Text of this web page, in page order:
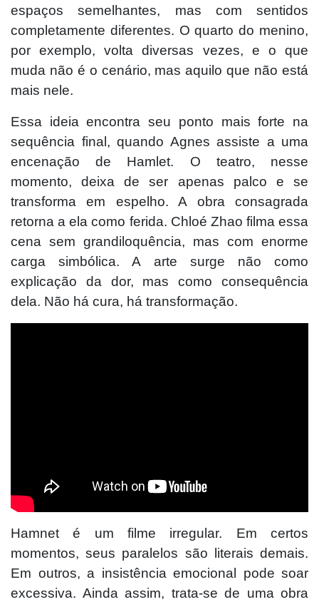
espaços semelhantes, mas com sentidos
completamente diferentes. O quarto do menino,
por exemplo, volta diversas vezes, e o que
muda não é o cenário, mas aquilo que não está
mais nele.
Essa ideia encontra seu ponto mais forte na
sequência final, quando Agnes assiste a uma
encenação de Hamlet. O teatro, nesse
momento, deixa de ser apenas palco e se
transforma em espelho. A obra consagrada
retorna a ela como ferida. Chloé Zhao filma essa
cena sem grandiloquência, mas com enorme
carga simbólica. A arte surge não como
explicação da dor, mas como consequência
dela. Não há cura, há transformação.
Hamnet é um filme irregular. Em certos
momentos, seus paralelos são literais demais.
Em outros, a insistência emocional pode soar
excessiva. Ainda assim, trata-se de uma obra